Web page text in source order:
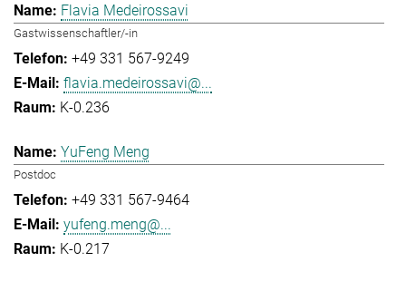
Flavia Medeirossavi
Gastwissenschaftler/-in
+49 331 567-9249
flavia.medeirossavi@...
K-0.236
YuFeng Meng
Postdoc
+49 331 567-9464
yufeng.meng@...
K-0.217